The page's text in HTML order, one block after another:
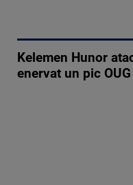
Kelemen Hunor
enervat un pic OUG